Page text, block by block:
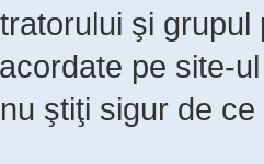
şi
pe site-
ştiţi sigur de